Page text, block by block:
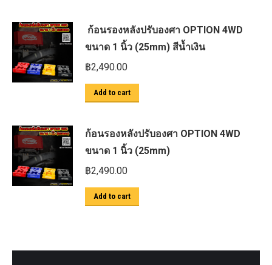
ก้อนรองหลังปรับองศา OPTION 4WD
ขนาด 1 นิ้ว (25mm) สีน้ำเงิน
฿2,490.00
Add to cart
ก้อนรองหลังปรับองศา OPTION 4WD
ขนาด 1 นิ้ว (25mm)
฿2,490.00
Add to cart